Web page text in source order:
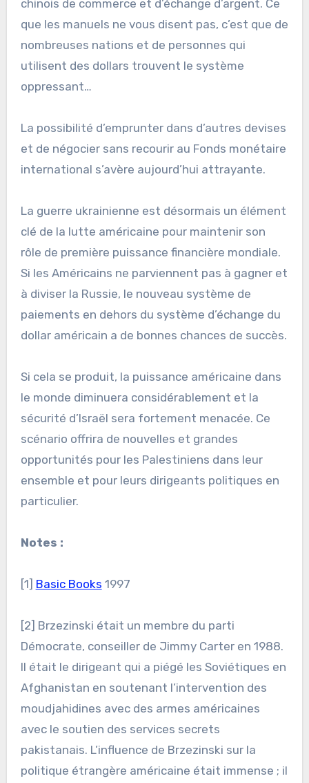
chinois de commerce et d’échange d’argent. Ce
que les manuels ne vous disent pas, c’est que de
nombreuses nations et de personnes qui
utilisent des dollars trouvent le système
oppressant…
La possibilité d’emprunter dans d’autres devises
et de négocier sans recourir au Fonds monétaire
international s’avère aujourd’hui attrayante.
La guerre ukrainienne est désormais un élément
clé de la lutte américaine pour maintenir son
rôle de première puissance financière mondiale.
Si les Américains ne parviennent pas à gagner et
à diviser la Russie, le nouveau système de
paiements en dehors du système d’échange du
dollar américain a de bonnes chances de succès.
Si cela se produit, la puissance américaine dans
le monde diminuera considérablement et la
sécurité d’Israël sera fortement menacée. Ce
scénario offrira de nouvelles et grandes
opportunités pour les Palestiniens dans leur
ensemble et pour leurs dirigeants politiques en
particulier.
Notes :
[1] Basic Books 1997
[2] Brzezinski était un membre du parti
Démocrate, conseiller de Jimmy Carter en 1988.
Il était le dirigeant qui a piégé les Soviétiques en
Afghanistan en soutenant l’intervention des
moudjahidines avec des armes américaines
avec le soutien des services secrets
pakistanais. L’influence de Brzezinski sur la
politique étrangère américaine était immense ; il